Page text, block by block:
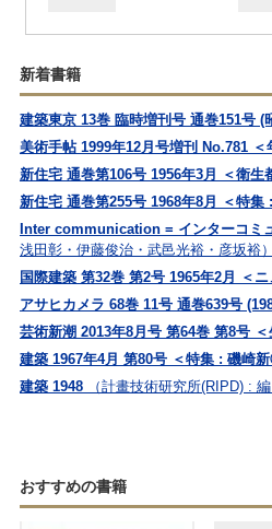
新着書籍
建築東京 13巻 臨時増刊号 通巻151号 (
美術手帖 1999年12月号増刊 No.781 ＜
新住宅 通巻第106号 1956年3月 ＜衛生
新住宅 通巻第255号 1968年8月 ＜特集
Inter communication = インターコミ
浅田彰・伊藤俊治・武邑光裕・彦坂裕
国際建築 第32巻 第2号 1965年2月 ＜
アサヒカメラ 68巻 11号 通巻639号
芸術新潮 2013年8月号 第64巻 第8号
建築 1967年4月 第80号 ＜特集 : 磯崎
建築 1948
（計畫技術研究所(RIPD) :
おすすめの書籍